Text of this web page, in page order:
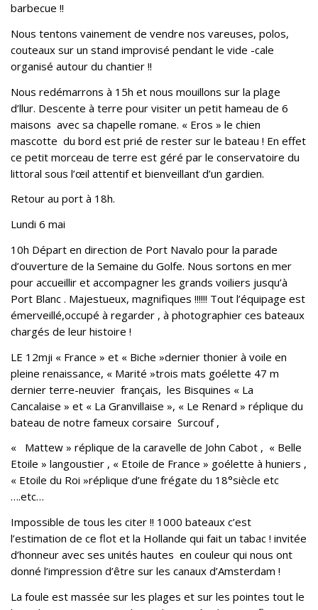
barbecue !!
Nous tentons vainement de vendre nos vareuses, polos,
couteaux sur un stand improvisé pendant le vide -cale
organisé autour du chantier !!
Nous redémarrons à 15h et nous mouillons sur la plage
d’llur. Descente à terre pour visiter un petit hameau de 6
maisons avec sa chapelle romane. « Eros » le chien
mascotte du bord est prié de rester sur le bateau ! En effet
ce petit morceau de terre est géré par le conservatoire du
littoral sous l’œil attentif et bienveillant d’un gardien.
Retour au port à 18h.
Lundi 6 mai
10h Départ en direction de Port Navalo pour la parade
d’ouverture de la Semaine du Golfe. Nous sortons en mer
pour accueillir et accompagner les grands voiliers jusqu’à
Port Blanc . Majestueux, magnifiques !!!!!! Tout l’équipage est
émerveillé,occupé à regarder , à photographier ces bateaux
chargés de leur histoire !
LE 12mji « France » et « Biche »dernier thonier à voile en
pleine renaissance, « Marité »trois mats goélette 47 m
dernier terre-neuvier français, les Bisquines « La
Cancalaise » et « La Granvillaise », « Le Renard » réplique du
bateau de notre fameux corsaire Surcouf ,
« Mattew » réplique de la caravelle de John Cabot , « Belle
Etoile » langoustier , « Etoile de France » goélette à huniers ,
« Etoile du Roi »réplique d’une frégate du 18°siècle etc
….etc…
Impossible de tous les citer !! 1000 bateaux c’est
l’estimation de ce flot et la Hollande qui fait un tabac ! invitée
d’honneur avec ses unités hautes en couleur qui nous ont
donné l’impression d’être sur les canaux d’Amsterdam !
La foule est massée sur les plages et sur les pointes tout le